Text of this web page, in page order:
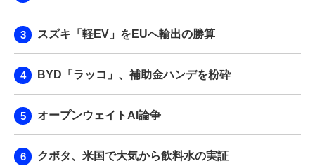
スズキ「軽EV」をEUへ輸出の勝算
BYD「ラッコ」、補助金ハンデを粉砕
オープンウェイトAI論争
クボタ、米国で大気から飲料水の実証